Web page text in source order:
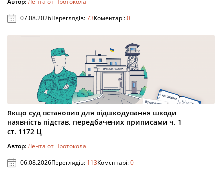
Автор:Лента от Протокола
07.08.2026Переглядів:73Коментарі:0
Якщо суд встановив для відшкодування шкоди
наявність підстав, передбачених приписами ч. 1
ст. 1172 Ц
Автор:Лента от Протокола
06.08.2026Переглядів: 113Коментарі:0